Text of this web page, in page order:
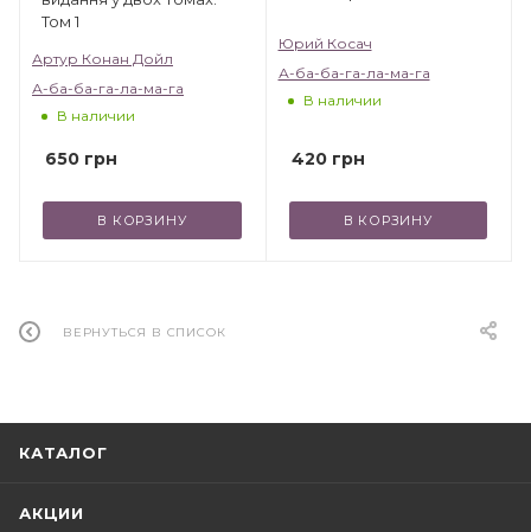
"детей от 2 до 102". Убедитесь в этом сами!
Том 1
Артур Конан Дойл
А-ба-ба-га-ла-ма-га
В наличии
650 грн
В КОРЗИНУ
Юрий Косач
А-ба-ба-га-ла-ма-га
В наличии
420грн
В КОРЗИНУ
ВЕРНУТЬСЯ В СПИСОК
КАТАЛОГ
АКЦИИ